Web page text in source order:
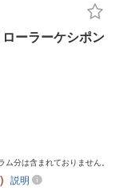
ーラーケシポン
ム分は含まれておりません。
説明